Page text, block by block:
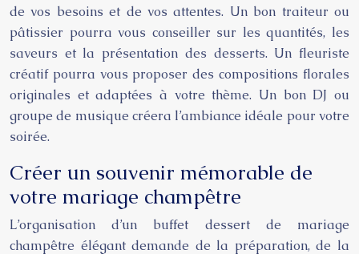
de vos besoins et de vos attentes. Un bon traiteur ou
pâtissier pourra vous conseiller sur les quantités, les
saveurs et la présentation des desserts. Un fleuriste
créatif pourra vous proposer des compositions florales
originales et adaptées à votre thème. Un bon DJ ou
groupe de musique créera l’ambiance idéale pour votre
soirée.
Créer un souvenir mémorable de
votre mariage champêtre
L’organisation d’un buffet dessert de mariage
champêtre élégant demande de la préparation, de la